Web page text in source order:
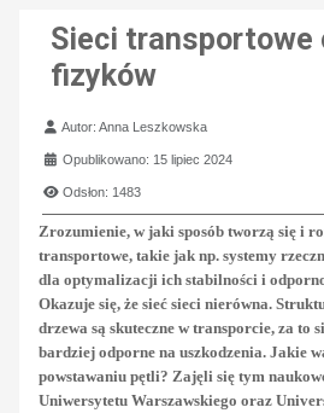
Sieci transportowe
fizyków
Szczegóły
Autor:Anna Leszkowska
Opublikowano: 15 lipiec 2024
Odsłon: 1483
Zrozumienie, w jaki sposób tworzą się i
transportowe, takie jak np. systemy
dla optymalizacji ich stabilności i
Okazuje się, że sieć sieci nierówna.
drzewa są skuteczne w transporcie, za to
bardziej odporne na uszkodzenia. Jakie
powstawaniu pętli? Zajęli się tym
Uniwersytetu Warszawskiego oraz